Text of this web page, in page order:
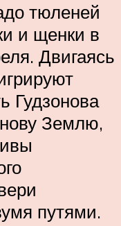
тюленей
и щенки в
Двигаясь
Гудзонова
Землю,
путями.